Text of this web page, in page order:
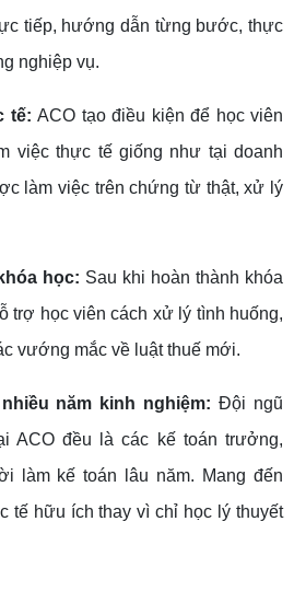
tiếp, hướng dẫn từng bước, thực
nghiệp vụ.
tế: ACO tạo điều kiện để học viên
việc thực tế giống như tại doanh
làm việc trên chứng từ thật, xử lý
học: Sau khi hoàn thành khóa
trợ học viên cách xử lý tình huống,
vướng mắc về luật thuế mới.
năm kinh nghiệm: Đội ngũ
ACO đều là các kế toán trưởng,
làm kế toán lâu năm. Mang đến
tế hữu ích thay vì chỉ học lý thuyết